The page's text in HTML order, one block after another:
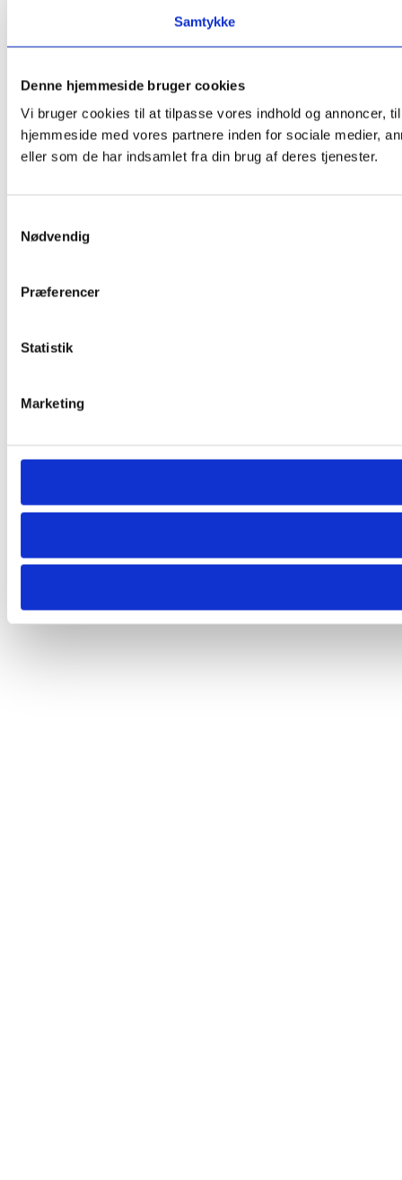
Samtykke
Denne hjemmeside bruger cookies
Vi bruger cookies til at tilpasse vores indhold og annoncer,
hjemmeside med vores partnere inden for sociale medier,
eller som de har indsamlet fra din brug af deres tjenester.
Nødvendig
Præferencer
Statistik
Marketing